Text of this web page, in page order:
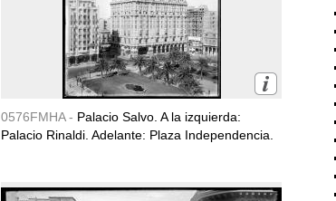
0576FMHA - Palacio Salvo. A la izquierda:
Palacio Rinaldi. Adelante: Plaza Independencia.